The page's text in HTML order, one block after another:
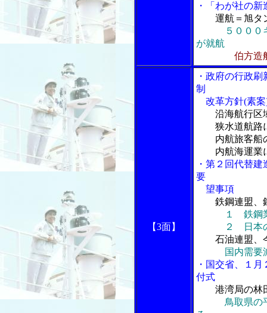
・「わが社の新
運航＝旭タ
５００
が就航
伯方造
【3面】
・政府の行政
制
改革方針(素案
沿海航行区
狭水道航路に
内航旅客船の
内航海運業に
・第２回代替
要
望事項
鉄鋼連盟、
１ 鉄鋼
２ 日本の
石油連盟、
国内需要
・国交省、１
付式
港湾局の林
鳥取県の